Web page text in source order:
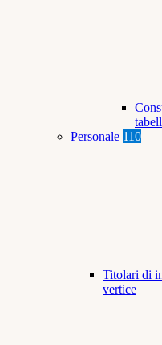
Personale 110
Titolari di
vertice